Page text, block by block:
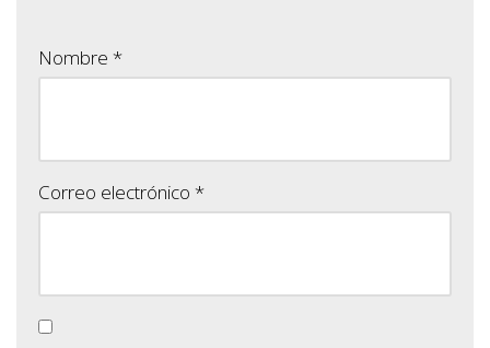
Nombre *
Correo electrónico *